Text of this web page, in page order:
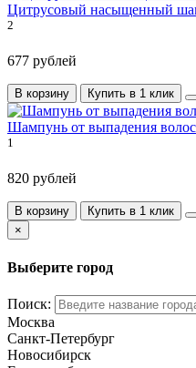
Цитрусовый насыщенный
2
677 рублей
В корзину Купить в 1 клик
Шампунь от выпадения
1
820 рублей
В корзину
Купить в 1 клик
×
Выберите город
Поиск:
Москва
Санкт-Петербург
Новосибирск